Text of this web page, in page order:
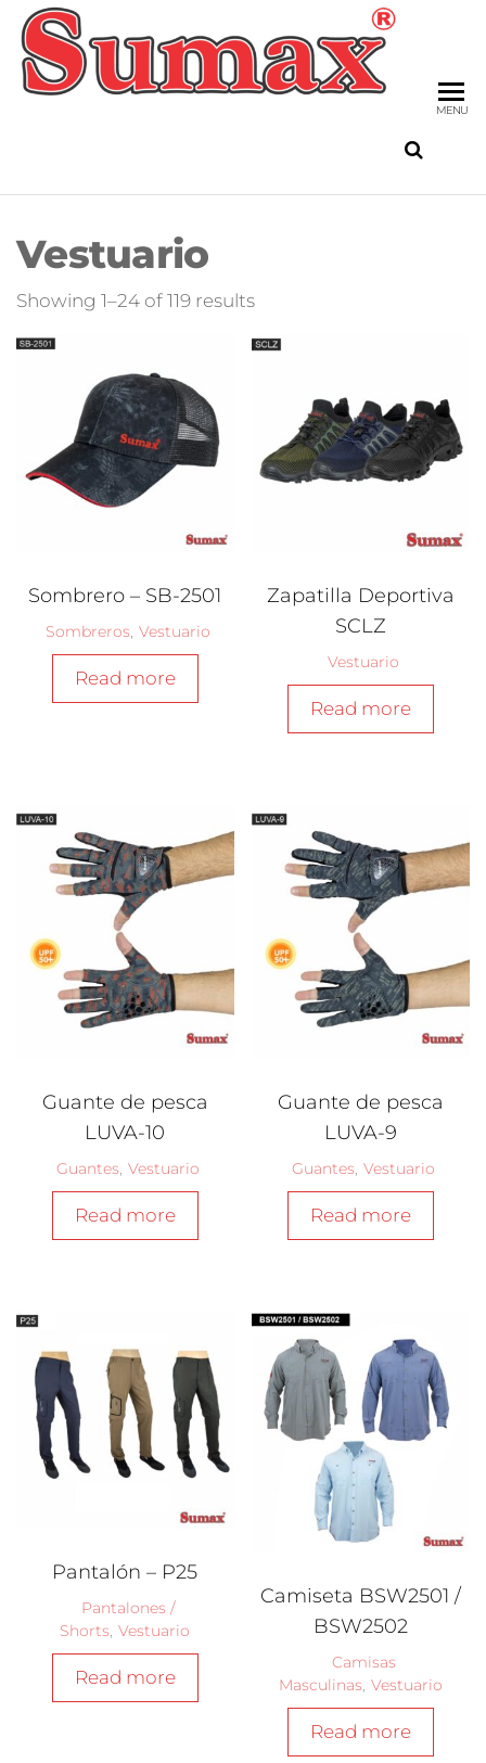
Skip
the
content
MENU
Vestuario
Showing 1–24 of 119 resultsSorted
latest
Sombrero – SB-2501
Sombreros Vestuario
Read more
Zapatilla Deportiva
SCLZ
Vestuario
Read more
Guante de pesca
LUVA-10
Guantes Vestuario
Read more
Guante de pesca
LUVA-9
Guantes Vestuario
Read more
Pantalón – P25
Pantalones /
Shorts Vestuario
Read more
Camiseta BSW2501 /
BSW2502
Camisas
Masculinas Vestuario
Read more